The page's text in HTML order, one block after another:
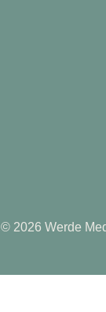
© 2026 Werde